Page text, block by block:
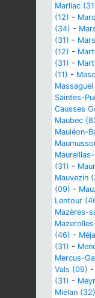
Marliac
(12) -
(34) -
(31) -
(12) -
(31) -
(11) -
Massaguel
Saintes-
Causses
Maubec
Mauléon-
(31) -
Mauvezin
(09) -
Lentour
Mazères-
(46) -
(31) -
Mercus-
Vals (09) -
(31) -
Miélan (32)